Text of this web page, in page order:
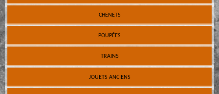
CHENETS
POUPÉES
TRAINS
JOUETS ANCIENS